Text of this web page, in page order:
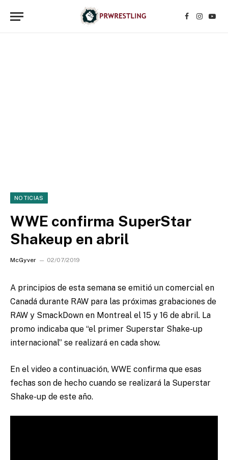
Facebook
NOTICIAS
WWE confirma SuperStar
Shakeup en abril
McGyver 02/07/2019
A principios de esta semana se emitió un comercial en
Canadá durante RAW para las próximas grabaciones de
RAW y SmackDown en Montreal el 15 y 16 de abril. La
promo indicaba que “el primer Superstar Shake-up
internacional” se realizará en cada show.
En el video a continuación, WWE confirma que esas
fechas son de hecho cuando se realizará la Superstar
Shake-up de este año.